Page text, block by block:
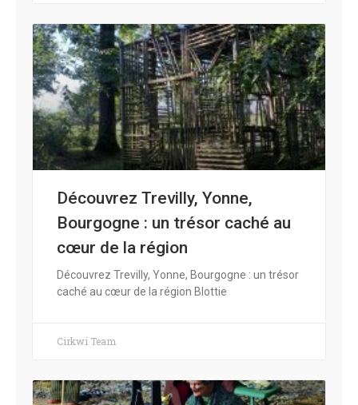
Découvrez Trevilly, Yonne,
Bourgogne : un trésor caché au
cœur de la région
Découvrez Trevilly, Yonne, Bourgogne : un trésor
caché au cœur de la région Blottie
Cirkwi Team